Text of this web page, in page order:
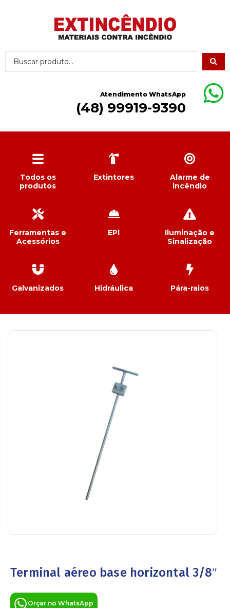
Atendimento WhatsApp
(48) 99919-9390
Todos os
produtos
Extintores
Alarme de
incêndio
Ferramentas e
Acessórios
EPI
Iluminação e
Sinalização
Galvanizados Hidráulica Pára-raios
Terminal aéreo base horizontal 3/8″
Orçar no WhatsApp